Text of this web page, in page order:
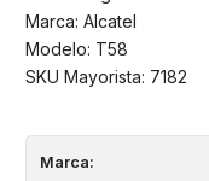
Marca: Alcatel
Modelo: T58
SKU Mayorista: 7182
Marca: